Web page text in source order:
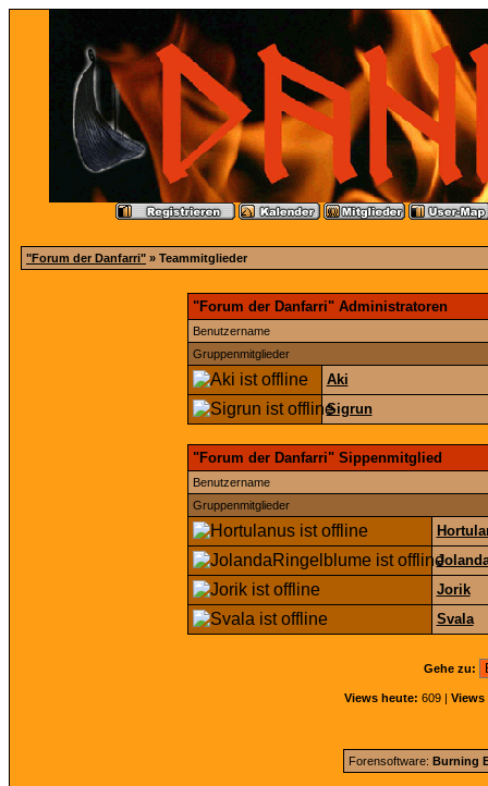
"Forum der Danfarri" » Teammitglieder
"Forum der Danfarri" Administratoren
Benutzername
Gruppenmitglieder
Aki
Sigrun
"Forum der Danfarri" Sippenmitglied
Benutzername
Gruppenmitglieder
Jorik
Svala
Gehe zu:
Views heute: 609 | Views
Forensoftware: Burning